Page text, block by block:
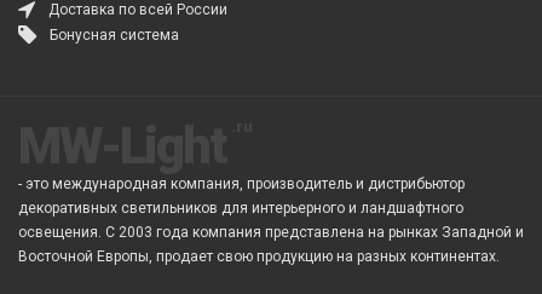
Доставка по всей России
Бонусная система
- это международная компания, производитель и дистрибьютор
декоративных светильников для интерьерного и ландшафтного
освещения. С 2003 года компания представлена на рынках Западной и
Восточной Европы, продает свою продукцию на разных континентах.